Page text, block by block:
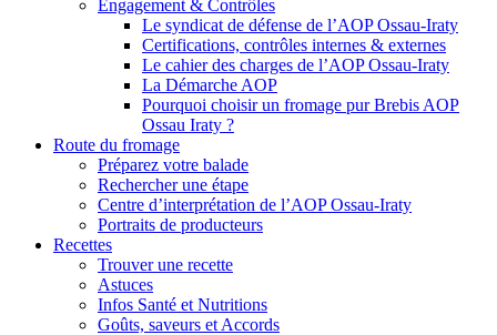
Engagement & Contrôles
Le syndicat de défense de l’AOP Ossau-Iraty
Certifications, contrôles internes & externes
Le cahier des charges de l’AOP Ossau-Iraty
La Démarche AOP
Pourquoi choisir un fromage pur Brebis AOP
Ossau Iraty ?
Route du fromage
Préparez votre balade
Rechercher une étape
Centre d’interprétation de l’AOP Ossau-Iraty
Portraits de producteurs
Recettes
Trouver une recette
Astuces
Infos Santé et Nutritions
Goûts, saveurs et Accords